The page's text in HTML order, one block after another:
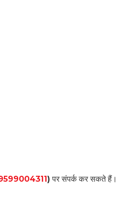
) पर संपर्क कर सकते हैं।